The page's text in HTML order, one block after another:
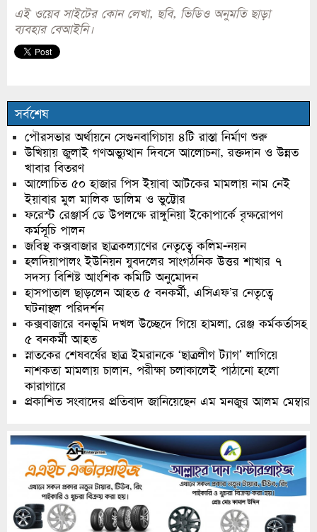
এই ওয়েব সাইটের কোন লেখা, ছবি, ভিডিও অনুমতি ছাড়া
ব্যবহার বেআইনি।
সর্বশেষ
পৌরসভার অর্থায়নে সেগুনবাগিচায় ৪টি রাস্তা নির্মাণ শুরু
উখিয়ায় জুলাই গণঅভ্যুত্থান দিবসে আলোচনা, রক্তদান ও উন্নত
খাবার বিতরণ
আলোচিত ৫০ হাজার পিস ইয়াবা আটকের মামলায় নাম নেই
ইয়াবার মুল মালিক ডালিম ও ভুট্টোর
ফরেস্ট রেঞ্জার্স ডে উপলক্ষে রাঙ্গুনিয়া ইকোপার্কে বৃক্ষরোপণ
কর্মসূচি পালন
জবিস্থ কক্সবাজার ছাত্রকল্যাণের নেতৃত্বে কলিম-নয়ন
হলদিয়াপালং ইউনিয়ন যুবদলের সাংগঠনিক উত্তর শাখার ৭
সদস্য বিশিষ্ট আংশিক কমিটি অনুমোদন
হাসপাতাল ছাড়লেন আহত ৫ বনকর্মী, এসিএফ’র নেতৃত্বে
ঘটনাস্থল পরিদর্শন
কক্সবাজারে বনভূমি দখল উচ্ছেদে গিয়ে হামলা, রেঞ্জ কর্মকর্তাসহ
৫ বনকর্মী আহত
স্নাতকের শেষবর্ষের ছাত্র ইমরানকে ‘ছাত্রলীগ ট্যাগ’ লাগিয়ে
নাশকতা মামলায় চালান, পরীক্ষা চলাকালেই পাঠানো হলো
কারাগারে
প্রকাশিত সংবাদের প্রতিবাদ জানিয়েছেন এম মনজুর আলম মেম্বার